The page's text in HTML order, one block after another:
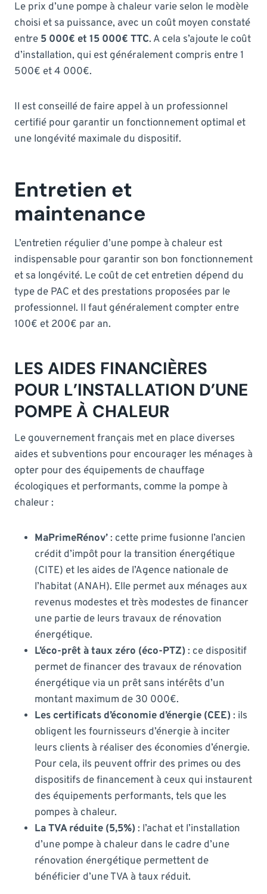
Le prix d’une pompe à chaleur varie selon le modèle
choisi et sa puissance, avec un coût moyen constaté
entre 5 000€ et 15 000€ TTC. A cela s’ajoute le coût
d’installation, qui est généralement compris entre 1
500€ et 4 000€.
Il est conseillé de faire appel à un professionnel
certifié pour garantir un fonctionnement optimal et
une longévité maximale du dispositif.
Entretien et
maintenance
L’entretien régulier d’une pompe à chaleur est
indispensable pour garantir son bon fonctionnement
et sa longévité. Le coût de cet entretien dépend du
type de PAC et des prestations proposées par le
professionnel. Il faut généralement compter entre
100€ et 200€ par an.
LES AIDES FINANCIÈRES
POUR L’INSTALLATION D’UNE
POMPE À CHALEUR
Le gouvernement français met en place diverses
aides et subventions pour encourager les ménages à
opter pour des équipements de chauffage
écologiques et performants, comme la pompe à
chaleur :
MaPrimeRénov’: cette prime fusionne l’ancien
crédit d’impôt pour la transition énergétique
(CITE) et les aides de l’Agence nationale de
l’habitat (ANAH). Elle permet aux ménages aux
revenus modestes et très modestes de financer
une partie de leurs travaux de rénovation
énergétique.
L’éco-prêt à taux zéro (éco-PTZ) : ce dispositif
permet de financer des travaux de rénovation
énergétique via un prêt sans intérêts d’un
montant maximum de 30 000€.
Les certificats d’économie d’énergie (CEE) : ils
obligent les fournisseurs d’énergie à inciter
leurs clients à réaliser des économies d’énergie.
Pour cela, ils peuvent offrir des primes ou des
dispositifs de financement à ceux qui instaurent
des équipements performants, tels que les
pompes à chaleur.
La TVA réduite (5,5%) : l’achat et l’installation
d’une pompe à chaleur dans le cadre d’une
rénovation énergétique permettent de
bénéficier d’une TVA à taux réduit.